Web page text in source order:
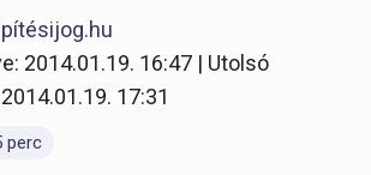
2014.01.19. 16:47 | Utolsó
17:31
perc